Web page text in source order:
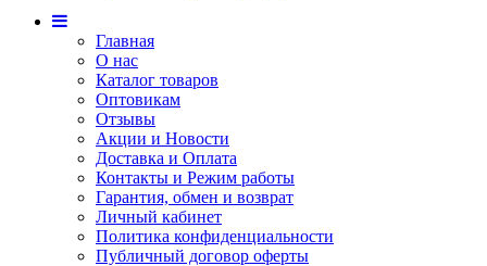
Главная
О нас
Каталог товаров
Оптовикам
Отзывы
Акции и Новости
Доставка и Оплата
Контакты и Режим работы
Гарантия, обмен и возврат
Личный кабинет
Политика конфиденциальности
Публичный договор оферты